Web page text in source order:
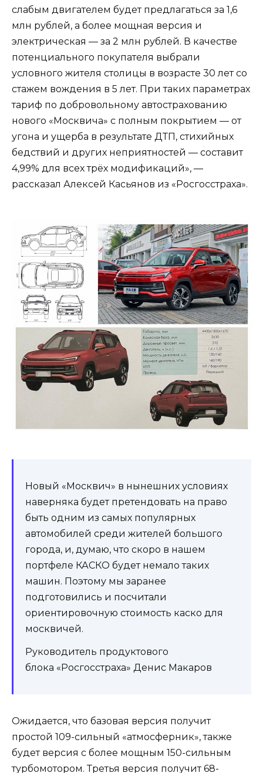
слабым двигателем будет предлагаться за 1,6
млн рублей, а более мощная версия и
электрическая — за 2 млн рублей. В качестве
потенциального покупателя выбрали
условного жителя столицы в возрасте 30 лет со
стажем вождения в 5 лет. При таких параметрах
тариф по добровольному автострахованию
нового «Москвича» с полным покрытием — от
угона и ущерба в результате ДТП, стихийных
бедствий и других неприятностей — составит
4,99% для всех трёх модификаций», —
рассказал Алексей Касьянов из «Росгосстраха».
Новый «Москвич» в нынешних условиях
наверняка будет претендовать на право
быть одним из самых популярных
автомобилей среди жителей большого
города, и, думаю, что скоро в нашем
портфеле КАСКО будет немало таких
машин. Поэтому мы заранее
подготовились и посчитали
ориентировочную стоимость каско для
москвичей.
Руководитель продуктового
блока «Росгосстраха» Денис Макаров
Ожидается, что базовая версия получит
простой 109-сильный «атмосферник», также
будет версия с более мощным 150-сильным
турбомотором. Третья версия получит 68-